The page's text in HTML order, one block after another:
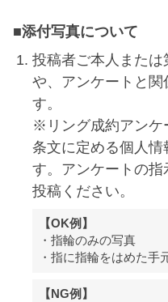
■添付写真について
投稿者ご本人また
や、アンケートと
す。
※リング成約アンケ
条文に定める個人情
す。アンケートの
投稿ください。
【OK例】
指輪のみの写真
指に指輪をはめた手
【NG例】